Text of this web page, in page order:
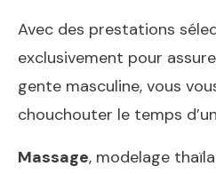
Avec des prestations
exclusivement pour
gente masculine, vous
chouchouter le temps
Massage, modelage